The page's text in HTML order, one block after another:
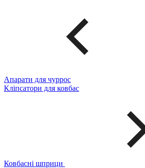
Апарати для чуррос
Кліпсатори для ковбас
Ковбасні шприци